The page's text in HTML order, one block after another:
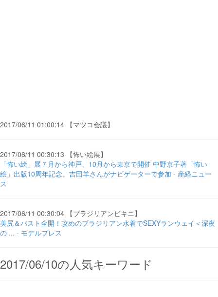
2017/06/11 01:00:14 【マツコ会議】
2017/06/11 00:30:13 【怖い絵展】
「怖い絵」展７月から神戸、10月から東京で開催 中野京子著「怖い
絵」出版10周年記念。吉田羊さんがナビゲーターで参加 - 産経ニュー
ス
2017/06/11 00:30:04 【ブラジリアンビキニ】
美尻＆バスト全開！攻めのブラジリアン水着でSEXYランウェイ＜深夜
の ... - モデルプレス
2017/06/10の人気キーワード